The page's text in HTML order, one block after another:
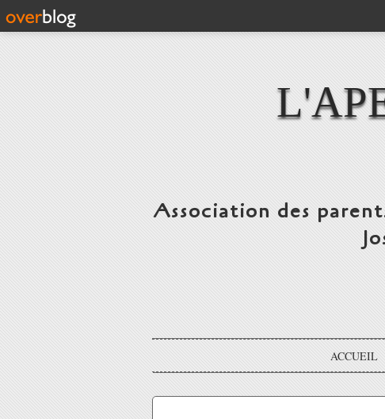
Association des
ACCUEIL